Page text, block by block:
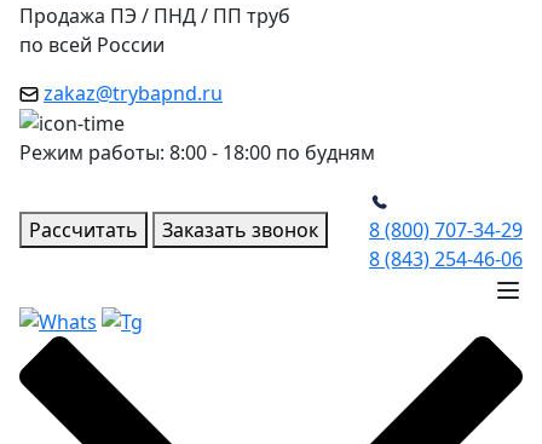
Продажа ПЭ / ПНД / ПП труб
по всей России
zakaz@trybapnd.ru
Режим работы: 8:00 - 18:00 по будням
Рассчитать Заказать звонок
8 (800) 707-34-29
8 (843) 254-46-06